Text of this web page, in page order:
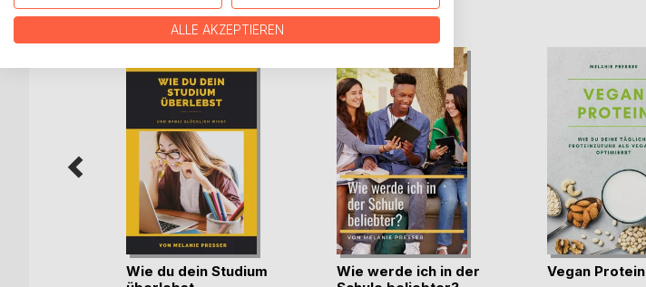
Wie du dein Studium
Wie werde ich in der
Vegan Protein
ALLE AKZEPTIEREN